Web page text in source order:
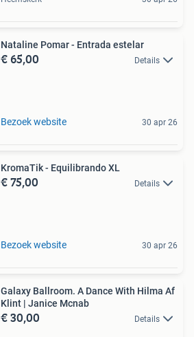
Nataline Pomar - Entrada estelar
€ 65,00 Details
Bezoek website 30 apr 26
KromaTik - Equilibrando XL
€ 75,00 Details
Bezoek website 30 apr 26
Galaxy Ballroom. A Dance With Hilma Af
Klint | Janice Mcnab
€ 30,00 Details